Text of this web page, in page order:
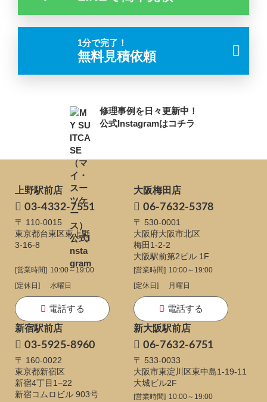
1分で完了！
無料見積依頼
修理事例を日々更新中！
公式Instagramはコチラ
上野駅前店
03-4332-7551
〒 110-0015
東京都台東区東上野
3-16-8
[営業時間] 10:00～19:00
[定休日]
水曜日
電話する
大阪梅田店
06-7632-5378
〒 530-0001
大阪府大阪市北区
梅田1-2-2
大阪駅前第2ビル 1F
[営業時間] 10:00～19:00
[定休日]
月曜日
電話する
新宿駅前店
03-5925-8960
〒 160-0022
東京都新宿区
新宿4丁目1−22
新宿コムロビル 903号
新大阪駅前店
06-7632-6751
〒 533-0033
大阪市東淀川区東中島1-19-11
大城ビル2F
[営業時間] 10:00～19:00